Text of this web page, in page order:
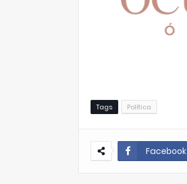
Tags Política
Facebook